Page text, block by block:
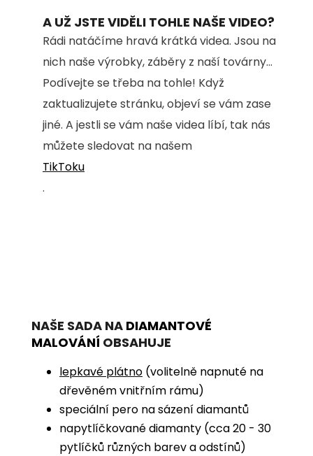
A UŽ JSTE VIDĚLI TOHLE NAŠE VIDEO?
Rádi natáčíme hravá krátká videa. Jsou na
nich naše výrobky, záběry z naší továrny...
Podívejte se třeba na tohle! Když
zaktualizujete stránku, objeví se vám zase
jiné. A jestli se vám naše videa líbí, tak nás
můžete sledovat na našem
TikToku
.
NAŠE SADA NA DIAMANTOVÉ
MALOVÁNÍ OBSAHUJE
lepkavé plátno (volitelně napnuté na
dřevěném vnitřním rámu)
speciální pero na sázení diamantů
napytlíčkované diamanty (cca 20 - 30
pytlíčků různých barev a odstínů)